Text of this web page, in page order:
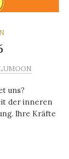
uns?
der inneren
Ihre Kräfte